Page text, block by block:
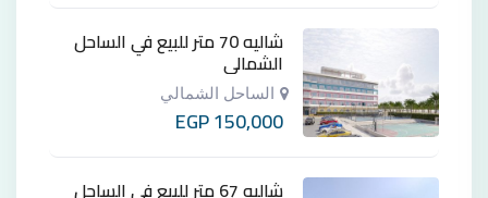
شاليه 70 متر للبيع في الساحل
الشمالي
الساحل الشمالي
EGP150,000
شاليه 67 متر للبيع في الساحل